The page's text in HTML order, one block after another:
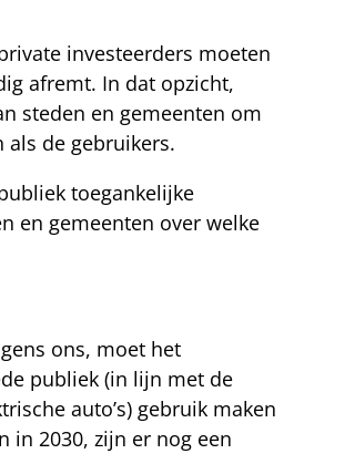
investeerders moeten
afremt. In dat opzicht,
steden en gemeenten om
de gebruikers.
toegankelijke
en gemeenten over welke
ons, moet het
publiek (in lijn met de
auto’s) gebruik maken
in 2030, zijn er nog een